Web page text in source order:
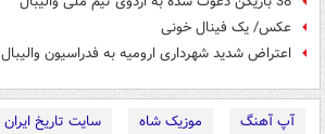
عکس/ یک فینال خونی
اعتراض شدید شهرداری ارومیه به فدراسیون والیبال
آپ آهنگ موزیک شاه
سایت تاریخ ایران